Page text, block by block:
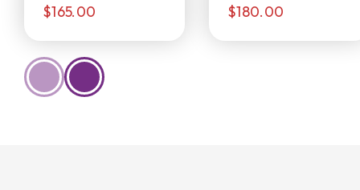
$165.00
$180.00